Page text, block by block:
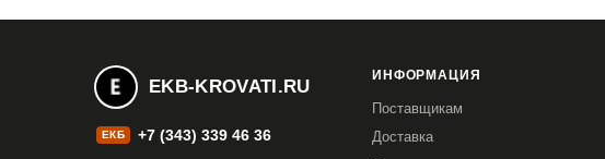
Каркас: орех кантри
Ножки: орех кантри
EKB-KROVATI.RU
ЕКБ +7 (343) 339 46 36
ИНФОРМАЦИЯ
Поставщикам
Доставка